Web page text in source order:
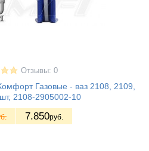
Отзывы: 0
Газовые - ваз 2108, 2109,
2108-2905002-10
7.850руб.